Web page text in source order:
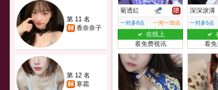
第 11 名
香奈奈子
第 12 名
寒霜
菊透紅
一对多8点 一对一35点
在线上
看免费视讯
深深淚溝
一对多5点
看